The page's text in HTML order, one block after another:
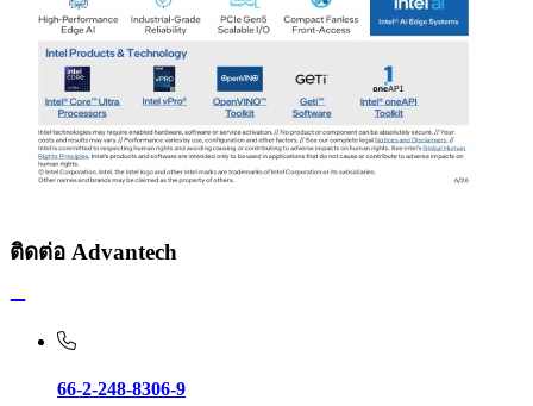
ติดต่อ Advantech
66-2-248-8306-9